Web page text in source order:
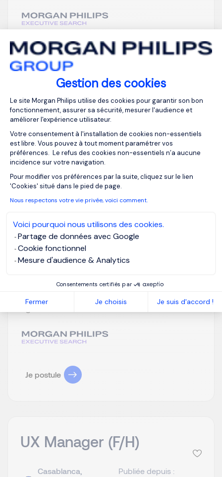
Gestion des cookies
Plateforme de Gestion du
Le site Morgan Philips utilise des cookies pour garantir son bon
fonctionnement, assurer sa sécurité, mesurer l'audience et
améliorer l'expérience utilisateur.
Votre consentement à l'installation de cookies non-essentiels
est libre. Vous pouvez à tout moment paramétrer vos
préférences. Le refus des cookies non-essentiels n’a aucune
incidence sur votre navigation.
Pour modifier vos préférences par la suite, cliquez sur le lien
'Cookies' situé dans le pied de page.
Nous respectons votre vie privée, voici comment.
Voici pourquoi nous utilisons des cookies.
Partage de données avec Google
Cookie fonctionnel
Mesure d'audience & Analytics
Consentements certifiés par
Fermer Je choisis Je suis d'accord !
Je postule
Product & Marketing
Director F/H
Casablanca,
Moyen-Orient et
Afrique
CDI
09/07/2026
Morgan Philips Executive Search est mandaté par
un groupe international de référence pour
accompagner le développement de sa plateforme
pays. Dans le cadre d'une réorganisation
Je postule
UX Manager (F/H)
Casablanca,
Publiée depuis :